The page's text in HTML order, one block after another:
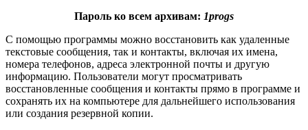
Пароль ко всем архивам: 1progs
С помощью программы можно восстановить как удаленные
текстовые сообщения, так и контакты, включая их имена,
номера телефонов, адреса электронной почты и другую
информацию. Пользователи могут просматривать
восстановленные сообщения и контакты прямо в программе и
сохранять их на компьютере для дальнейшего использования
или создания резервной копии.